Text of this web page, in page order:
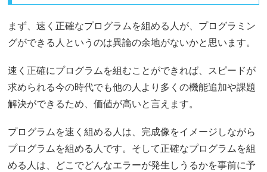
まず、速く正確なプログラムを組める人が、プログラミン
グができる人というのは異論の余地がないかと思います。
速く正確にプログラムを組むことができれば、スピードが
求められる今の時代でも他の人より多くの機能追加や課題
解決ができるため、価値が高いと言えます。
プログラムを速く組める人は、完成像をイメージしながら
プログラムを組める人です。そして正確なプログラムを組
める人は、どこでどんなエラーが発生しうるかを事前に予